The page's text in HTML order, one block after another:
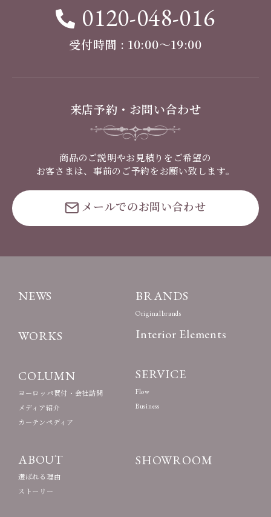
0120-048-016
受付時間 : 10:00〜19:00
来店予約・お問い合わせ
商品のご説明やお見積りをご希望の
お客さまは、事前のご予約をお願い致します。
メールでのお問い合わせ
NEWS
WORKS
COLUMN
ヨーロッパ買付・会社訪問
メディア紹介
カーテンペディア
ABOUT
選ばれる理由
ストーリー
BRANDS
Originalbrands
Interior Elements
SERVICE
Flow
Business
SHOWROOM